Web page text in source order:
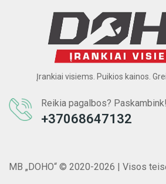
Įrankiai visiems. Puikios kainos.
Reikia pagalbos? Paskambink!
+37068647132
MB „DOHO“ © 2020-2026 | Visos